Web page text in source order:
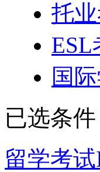
托
ESL
国
已选条件
留学考试